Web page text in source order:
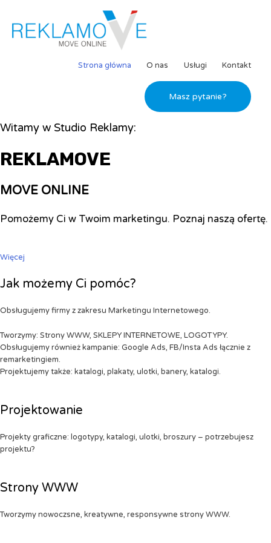
Strona główna O nas Usługi Kontakt
Masz pytanie?
Witamy w Studio Reklamy:
REKLAMOVE
MOVE ONLINE
Pomożemy Ci w Twoim marketingu. Poznaj naszą ofertę.
Więcej
Jak możemy Ci pomóc?
Obsługujemy firmy z zakresu Marketingu Internetowego.
Tworzymy: Strony WWW, SKLEPY INTERNETOWE, LOGOTYPY.
Obsługujemy również kampanie: Google Ads, FB/Insta Ads łącznie z
remarketingiem.
Projektujemy także: katalogi, plakaty, ulotki, banery, katalogi.
Projektowanie
Projekty graficzne: logotypy, katalogi, ulotki, broszury – potrzebujesz
projektu?
Strony WWW
Tworzymy nowoczsne, kreatywne, responsywne strony WWW.